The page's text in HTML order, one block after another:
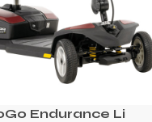
Endurance Li